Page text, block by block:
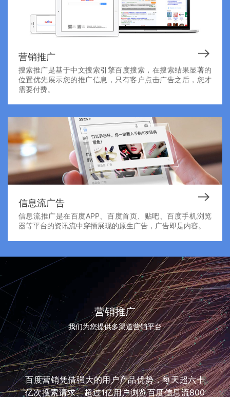
营销推广
搜索推广是基于中文搜索引擎百度搜索，在搜索结果显著的
位置优先展示您的推广信息，只有客户点击广告之后，您才
需要付费。
信息流广告
信息流推广是在百度APP、百度首页、贴吧、百度手机浏览
器等平台的资讯流中穿插展现的原生广告，广告即是内容。
营销推广
我们为您提供多渠道营销平台
百度营销凭借强大的用户产品优势，每天超六十
亿次搜索请求、超过1亿用户浏览百度信息流800